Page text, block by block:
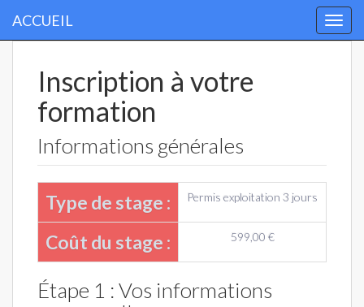
ACCUEIL
Inscription à votre
formation
Informations générales
Type de stage : Permis exploitation 3 jours
Coût du stage : 599,00 €
Étape 1 : Vos informations